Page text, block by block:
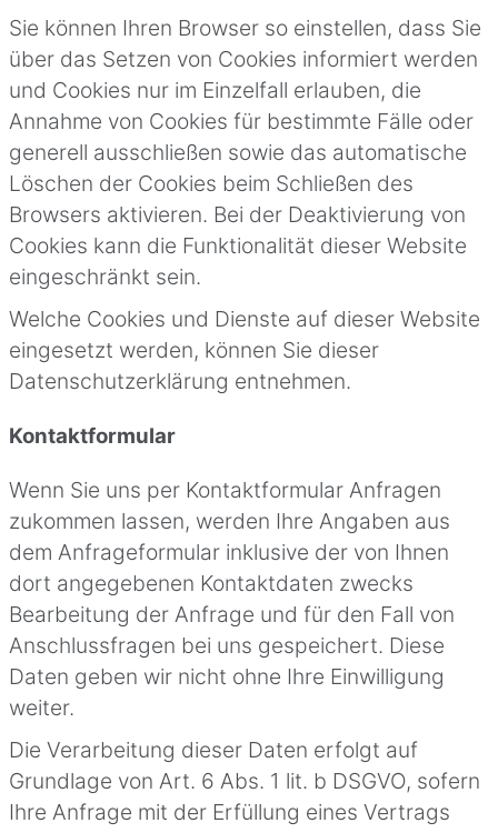
Sie können Ihren Browser so einstellen, dass Sie
über das Setzen von Cookies informiert werden
und Cookies nur im Einzelfall erlauben, die
Annahme von Cookies für bestimmte Fälle oder
generell ausschließen sowie das automatische
Löschen der Cookies beim Schließen des
Browsers aktivieren. Bei der Deaktivierung von
Cookies kann die Funktionalität dieser Website
eingeschränkt sein.
Welche Cookies und Dienste auf dieser Website
eingesetzt werden, können Sie dieser
Datenschutzerklärung entnehmen.
Kontaktformular
Wenn Sie uns per Kontaktformular Anfragen
zukommen lassen, werden Ihre Angaben aus
dem Anfrageformular inklusive der von Ihnen
dort angegebenen Kontaktdaten zwecks
Bearbeitung der Anfrage und für den Fall von
Anschlussfragen bei uns gespeichert. Diese
Daten geben wir nicht ohne Ihre Einwilligung
weiter.
Die Verarbeitung dieser Daten erfolgt auf
Grundlage von Art. 6 Abs. 1 lit. b DSGVO, sofern
Ihre Anfrage mit der Erfüllung eines Vertrags